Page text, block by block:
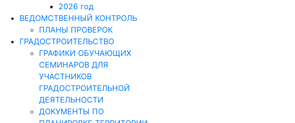
2026 год
ВЕДОМСТВЕННЫЙ КОНТРОЛЬ
ПЛАНЫ ПРОВЕРОК
ГРАДОСТРОИТЕЛЬСТВО
ГРАФИКИ ОБУЧАЮЩИХ
СЕМИНАРОВ ДЛЯ
УЧАСТНИКОВ
ГРАДОСТРОИТЕЛЬНОЙ
ДЕЯТЕЛЬНОСТИ
ДОКУМЕНТЫ ПО